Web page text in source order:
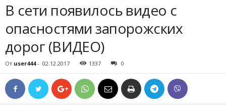
В сети появилось видео с
опасностями запорожских
дорог (ВИДЕО)
От user444- 02.12.2017 1337 0